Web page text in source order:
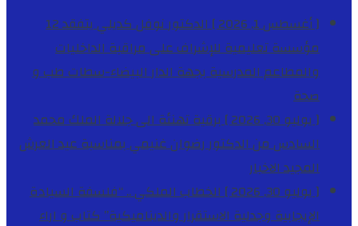
[ أغسطس 1, 2026 ]
الدكتور نوفل كديلي يتفقد 12
مؤسسة تعليمية للإشراف على مراقبة الداخليات
والمطاعم المدرسية بجهة الدار البيضاء-سطاتطب و
صحة
[ يوليو 30, 2026 ]
برقية تهنئة الى جلالة الملك محمد
السادس من الدكتور رضوان غنيمي بمناسبة عيد العرش
المجيدالاخبار
[ يوليو 30, 2026 ]
الخطاب الملكي .. “فلسفة السيادة
الإيجابية وجدلية الاستقرار والديناميكية”كتاب و اراء